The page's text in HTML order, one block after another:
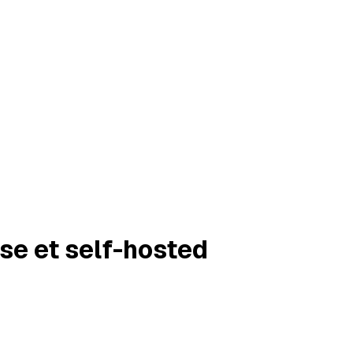
et self-hosted